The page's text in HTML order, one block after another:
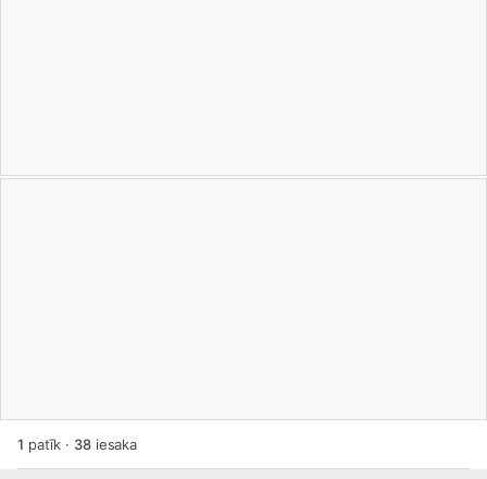
1 patīk · 38iesaka